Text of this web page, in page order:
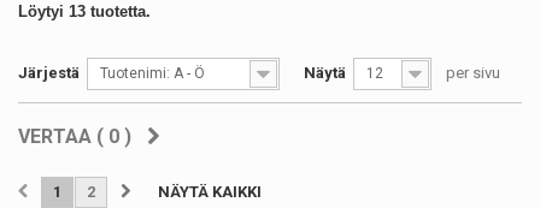
Löytyi 13 tuotetta.
Järjestä Tuotenimi: A - Ö Näytä 12 per sivu
VERTAA ( 0 )
NÄYTÄ KAIKKI
1 2